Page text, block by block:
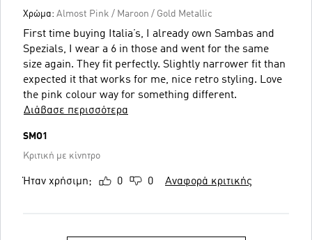
Χρώμα: Almost Pink / Maroon / Gold Metallic
First time buying Italia’s, I already own Sambas and
Spezials, I wear a 6 in those and went for the same
size again. They fit perfectly. Slightly narrower fit than
expected it that works for me, nice retro styling. Love
the pink colour way for something different.
Διάβασε περισσότερα
SMO1
Κριτική με κίνητρο
Ήταν χρήσιμη; 0 0 Αναφορά κριτικής